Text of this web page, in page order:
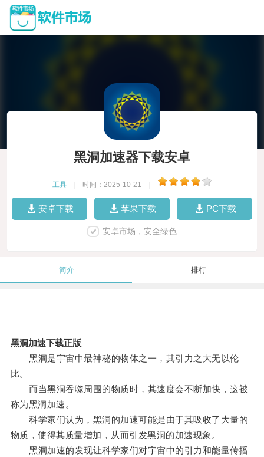
黑洞加速器下载安卓
工具 时间：2025-10-21
安卓下载 苹果下载 PC下载
安卓市场，安全绿色
简介 排行
黑洞加速下载正版
黑洞是宇宙中最神秘的物体之一，其引力之大无以伦
比。
而当黑洞吞噬周围的物质时，其速度会不断加快，这被
称为黑洞加速。
科学家们认为，黑洞的加速可能是由于其吸收了大量的
物质，使得其质量增加，从而引发黑洞的加速现象。
黑洞加速的发现让科学家们对宇宙中的引力和能量传播